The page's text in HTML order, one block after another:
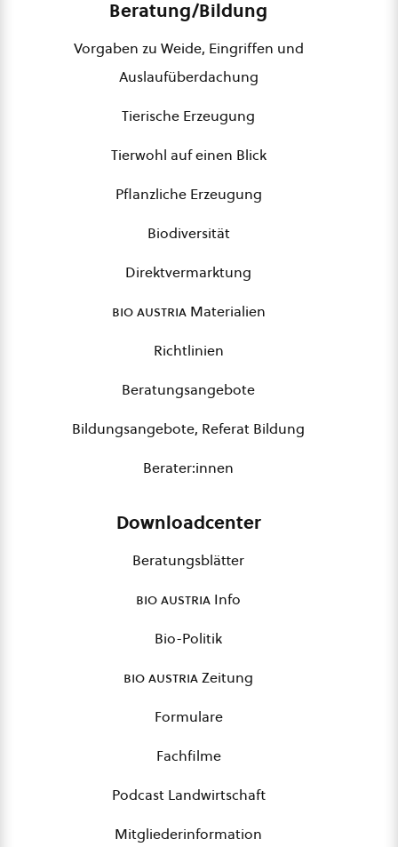
Beratung/Bildung
Vorgaben zu Weide, Eingriffen und
Auslaufüberdachung
Tierische Erzeugung
Tierwohl auf einen Blick
Pflanzliche Erzeugung
Biodiversität
Direktvermarktung
bio austriaMaterialien
Richtlinien
Beratungsangebote
Bildungsangebote, Referat Bildung
Berater:innen
Downloadcenter
Beratungsblätter
bio austria Info
Bio-Politik
bio austriaZeitung
Formulare
Fachfilme
Podcast Landwirtschaft
Mitgliederinformation